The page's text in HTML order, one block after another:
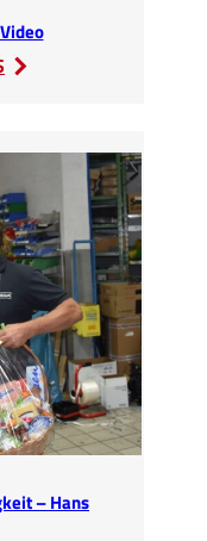
:
Video
– Hans